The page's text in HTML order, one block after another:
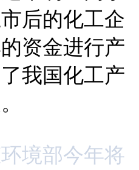
后的化工企
资金进行产
我国化工产
境部今年将